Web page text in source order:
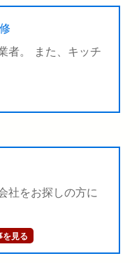
者。 また、キッチ
社をお探しの方に
を見る